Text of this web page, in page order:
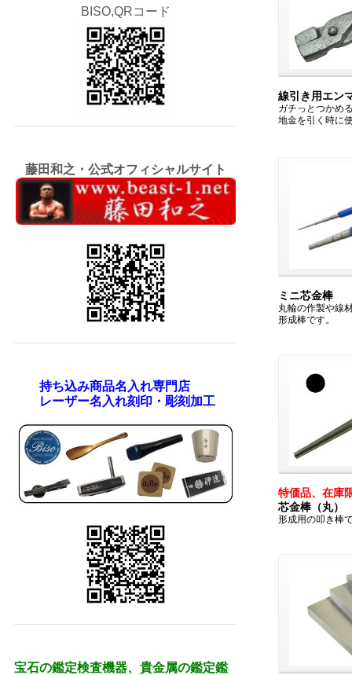
線引き用エン
ガチっとつかめ
地金を引く時に
ミニ芯金棒
丸輪の作製や線
形成棒です。
特価品、在庫
芯金棒（丸）
形成用の叩き棒
BISO,QRコード
藤田和之・公式オフィシャルサイト
持ち込み商品名入れ専門店
レーザー名入れ刻印・彫刻加工
宝石の鑑定検査機器、貴金属の鑑定鑑